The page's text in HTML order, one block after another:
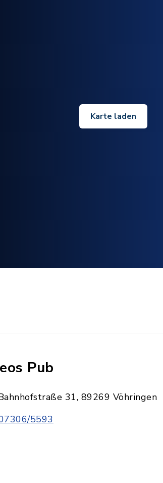
Karte laden
Pub
31, 89269 Vöhringen
5593